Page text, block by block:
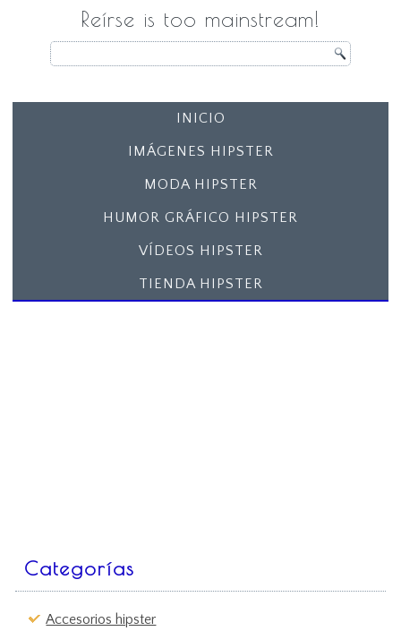
Reírse is too mainstream!
INICIO
IMÁGENES HIPSTER
MODA HIPSTER
HUMOR GRÁFICO HIPSTER
VÍDEOS HIPSTER
TIENDA HIPSTER
Categorías
Accesorios hipster